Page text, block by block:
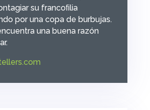
su francoﬁlia
por una copa de burbujas.
una buena razón